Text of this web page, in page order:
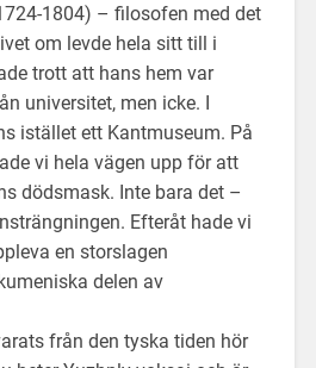
1804) – filosofen med det
om levde hela sitt till i
trott att hans hem var
universitet, men icke. I
istället ett Kantmuseum. På
vi hela vägen upp för att
dödsmask. Inte bara det –
Efteråt hade vi
en storslagen
delen av
från den tyska tiden hör